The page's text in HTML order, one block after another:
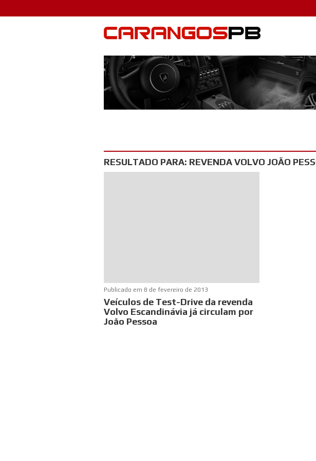
RESULTADO PARA: REVENDA VOLVO JOÃO
Publicado em 8 de fevereiro de 2013
Veículos de Test-Drive da revenda
Volvo Escandinávia já circulam por
João Pessoa